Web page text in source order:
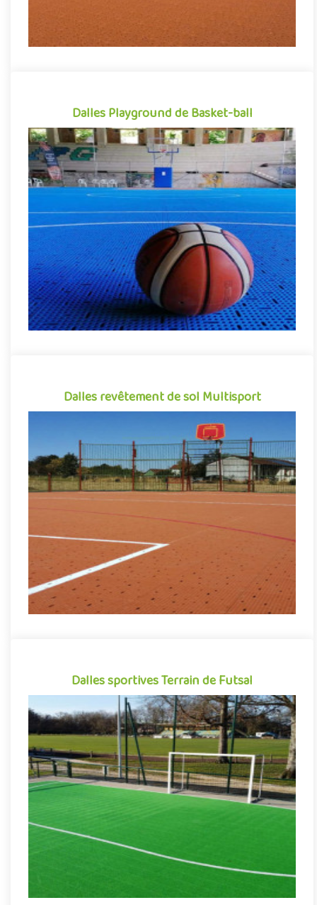
Dalles Playground de Basket-ball
Dalles Playground de Basket-ball
Revêtement de sol sportif sous forme de dalles clipsables en
polypropylène, Flexipads Basket se démarque par sa grande
facili..
Indiquez la surface en m²
Dalles revêtement de sol Multisport
Dalles revêtement de sol Multisport
Revêtement de sol sportif sous forme de dalles clipsables,
Flexipads Multisport permet d'améliorer avec simplicité le
confort..
Indiquez la surface en m²
Dalles sportives Terrain de Futsal
Dalles sportives Terrain de Futsal
Revêtement de sol sportif sous forme de dalles clipsables en
polypropylène, Flexipads Futsal se démarque par sa grande
facili..
Indiquez la surface en m²